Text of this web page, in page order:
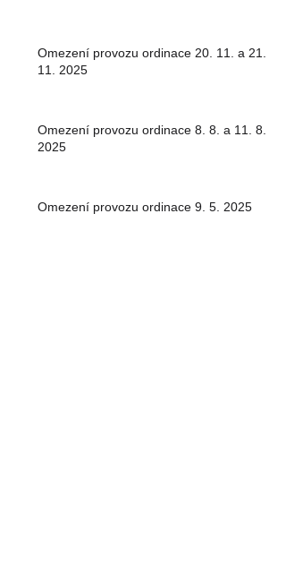
Omezení provozu ordinace 20. 11. a 21.
11. 2025
Omezení provozu ordinace 8. 8. a 11. 8.
2025
Omezení provozu ordinace 9. 5. 2025